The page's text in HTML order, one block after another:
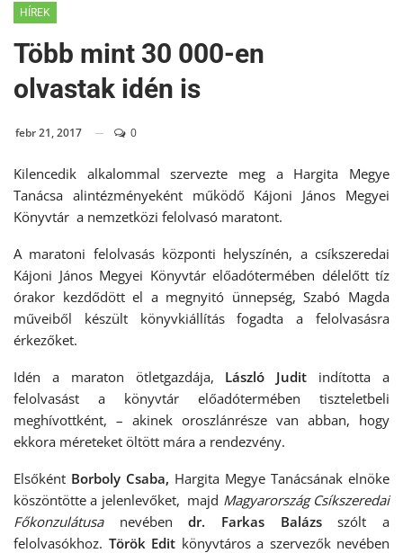
HÍREK
Több mint 30 000-en
olvastak idén is
febr 21, 2017 0
Kilencedik alkalommal szervezte meg a Hargita Megye
Tanácsa alintézményeként működő Kájoni János Megyei
Könyvtár a nemzetközi felolvasó maratont.
A maratoni felolvasás központi helyszínén, a csíkszeredai
Kájoni János Megyei Könyvtár előadótermében délelőtt tíz
órakor kezdődött el a megnyitó ünnepség, Szabó Magda
műveiből készült könyvkiállítás fogadta a felolvasásra
érkezőket.
Idén a maraton ötletgazdája, László Judit indította a
felolvasást a könyvtár előadótermében tiszteletbeli
meghívottként, – akinek oroszlánrésze van abban, hogy
ekkora méreteket öltött mára a rendezvény.
Elsőként Borboly Csaba, Hargita Megye Tanácsának elnöke
köszöntötte a jelenlevőket, majd Magyarország Csíkszeredai
Főkonzulátusanevébendr. Farkas Balázsszólt a
felolvasókhoz. Török Edit könyvtáros a szervezők nevében